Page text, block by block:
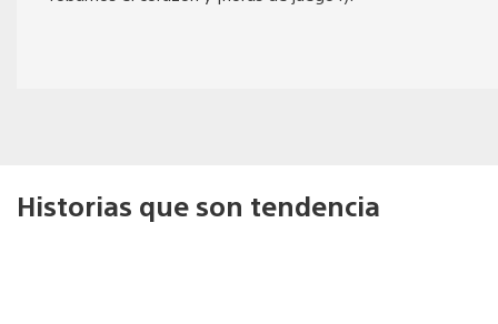
Historias que son tendencia